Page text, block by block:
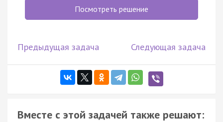
Посмотреть решение
Предыдущая задача Следующая задача
Вместе с этой задачей также решают: